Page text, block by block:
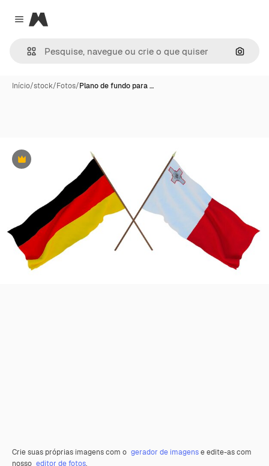
Close menu
Magnific
Início/stock/Fotos/Plano de fundo para …
Premium
Crie suas próprias imagens com o gerador de imagense edite-as com
nosso editor de fotos.